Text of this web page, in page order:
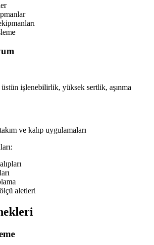
işlenebilirlik, yüksek sertlik, aşınma
ve kalıp uygulamaları
aletleri